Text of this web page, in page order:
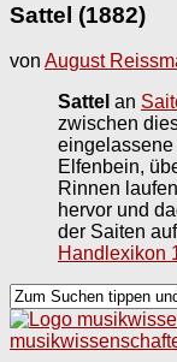
Sattel (1882)
von August
Sattel an
zwischen
Elfenbein,
Rinnen
hervor und
der Saiten
Handlexikon